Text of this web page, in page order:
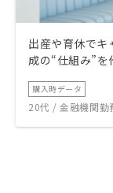
出産や育休でキ
成の“仕組み”を
購入時データ
20代 / 金融機関勤